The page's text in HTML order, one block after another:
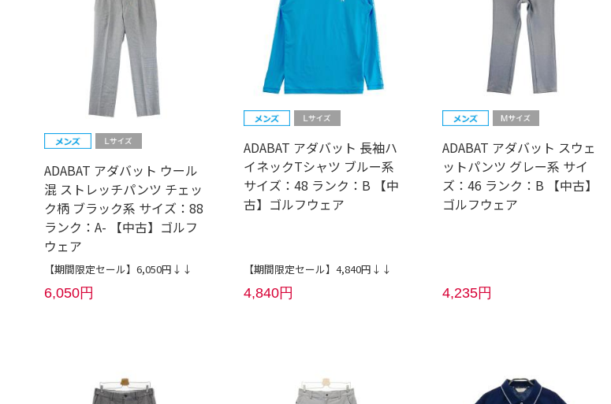
ADABAT アダバット ウール
混 ストレッチパンツ チェッ
ク柄 ブラック系 サイズ：88
ランク：A- 【中古】ゴルフ
ウェア
【期間限定セール】6,050円↓↓
6,050円
ADABAT アダバット 長袖ハ
イネックTシャツ ブルー系
サイズ：48 ランク：B 【中
古】ゴルフウェア
【期間限定セール】4,840円↓↓
4,840円
ADABAT アダバット スウェ
ットパンツ グレー系 サイ
ズ：46 ランク：B 【中古】
ゴルフウェア
4,235円